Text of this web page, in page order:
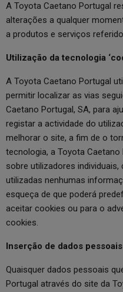
A Toyota Caetano Portugal
alterações a qualquer
a produtos e serviços
Utilização da tecnologia
A Toyota Caetano Portugal
permitir localizar as vias
Caetano Portugal, SA, para
registar a actividade do
melhorar o site, a fim de o
tecnologia, a Toyota
sobre utilizadores
utilizadas nenhumas
esqueça de que poderá
aceitar cookies ou para o
cookies.
Inserção de dados
Quaisquer dados pessoais
Portugal através do site da